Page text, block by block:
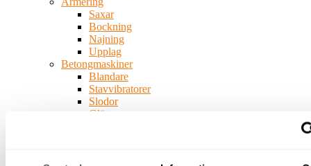
Saxar
Bockning
Najning
Upplag
Betongmaskiner
Blandare
Stavvibratorer
Slodor
Glättare
Spräckutrustning